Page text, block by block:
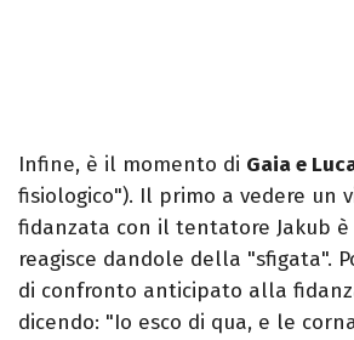
Infine, è il momento di Gaia e
fisiologico"). Il primo a vedere un
fidanzata con il tentatore Jakub è
reagisce dandole della "sfigata".
di confronto anticipato alla
dicendo: "Io esco di qua, e le